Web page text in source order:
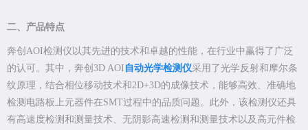
二、产品特点
奔创AOI检测仪以其先进的技术和卓越的性能，在行业中赢得了广泛
的认可。其中，奔创3D AOI 自动光学检测仪采用了光学反射和摩尔条
纹原理，结合相位移动技术和2D+3D的成像技术，能够高效、准确地
检测电路板上元器件在SMT过程中的品质问题。此外，该检测仪还具
有高速度检测和测量技术、无阴影高速检测和测量技术以及高元件检